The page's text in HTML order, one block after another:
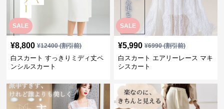
SALE
¥8,800 ¥12400(割引前)
白スカート すっきりミディ丈ペ
ンシルスカート
SALE
¥5,990 ¥6990(割引前)
白スカート エアリーレース マキ
シスカート